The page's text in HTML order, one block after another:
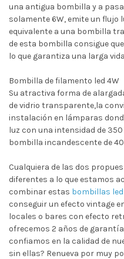
una antigua bombilla y a
solamente 6W, emite un flujo
equivalente a una bombilla
de esta bombilla consigue
lo que garantiza una larga
Bombilla de filamento led 4W
Su atractiva forma de
de vidrio transparente,la
instalación en lámparas
luz con una intensidad de
bombilla incandescente de
Cualquiera de las dos
diferentes a lo que estamos
combinar estas bombillas
conseguir un efecto vintage
locales o bares con efecto
ofrecemos 2 años de
confiamos en la calidad de
sin ellas? Renueva por muy